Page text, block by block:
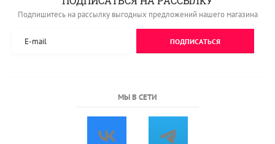
Подпишитесь на рассылку выгодных предложений нашего магазина
ПОДПИСАТЬСЯ
МЫ В СЕТИ